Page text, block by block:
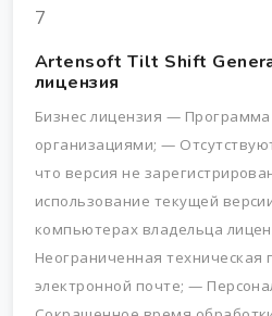
7
Artensoft Tilt Shift
лицензия
Бизнес лицензия — Программа
организациями; —
что версия не
использование текущей
компьютерах владельца
Неограниченная техническая
электронной почте; —